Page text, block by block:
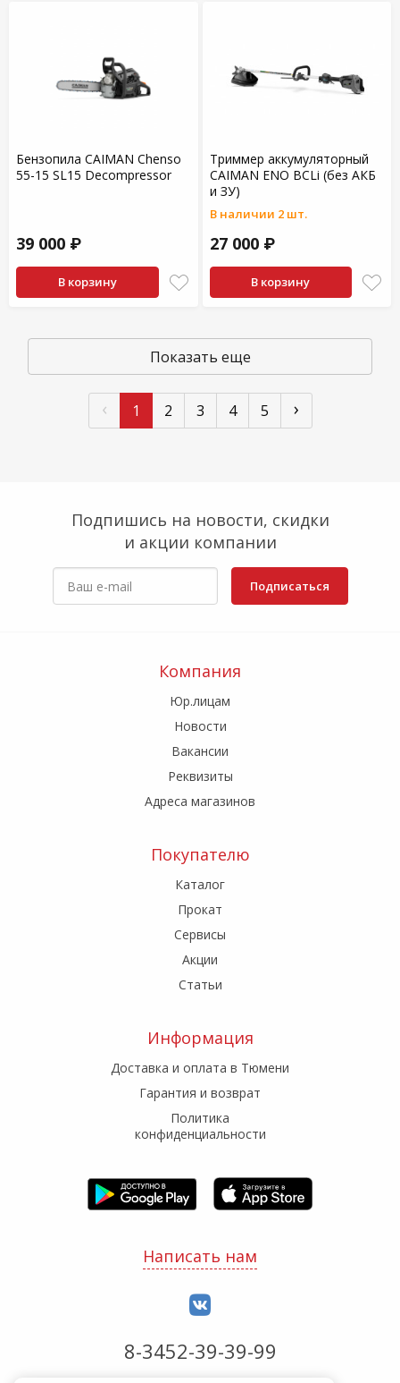
Бензопила CAIMAN Chenso
55-15 SL15 Decompressor
39 000 ₽
В корзину
Триммер аккумуляторный
CAIMAN ENO BCLi (без АКБ
и ЗУ)
В наличии 2 шт.
27 000 ₽
В корзину
Показать еще
‹ 1 2 3 4 5 ›
Подпишись на новости, скидки
и акции компании
Подписаться
Компания
Юр.лицам
Новости
Вакансии
Реквизиты
Адреса магазинов
Покупателю
Каталог
Прокат
Сервисы
Акции
Статьи
Информация
Доставка и оплата в Тюмени
Гарантия и возврат
Политика
конфиденциальности
Написать нам
8-3452-39-39-99